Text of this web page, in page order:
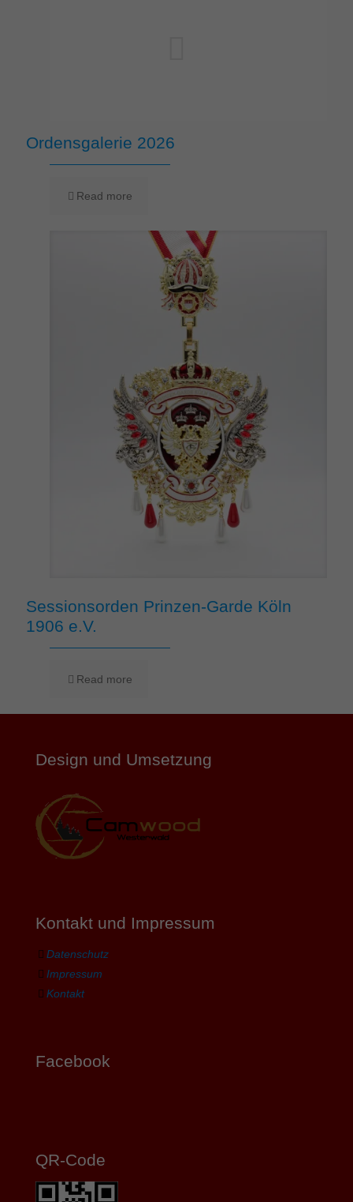
Ordensgalerie 2026
Read more
Sessionsorden Prinzen-Garde Köln
1906 e.V.
Read more
Design und Umsetzung
Kontakt und Impressum
Datenschutz
Impressum
Kontakt
Facebook
QR-Code